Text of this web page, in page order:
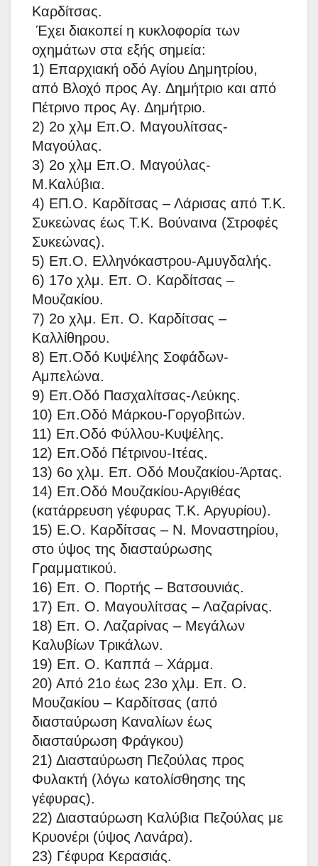
Καρδίτσας.
Έχει διακοπεί η κυκλοφορία των
οχημάτων στα εξής σημεία:
1) Επαρχιακή οδό Αγίου Δημητρίου,
από Βλοχό προς Αγ. Δημήτριο και από
Πέτρινο προς Αγ. Δημήτριο.
2) 2ο χλμ Επ.Ο. Μαγουλίτσας-
Μαγούλας.
3) 2ο χλμ Επ.Ο. Μαγούλας-
Μ.Καλύβια.
4) ΕΠ.Ο. Καρδίτσας – Λάρισας από Τ.Κ.
Συκεώνας έως Τ.Κ. Βούναινα (Στροφές
Συκεώνας).
5) Επ.Ο. Ελληνόκαστρου-Αμυγδαλής.
6) 17ο χλμ. Επ. Ο. Καρδίτσας –
Μουζακίου.
7) 2ο χλμ. Επ. Ο. Καρδίτσας –
Καλλίθηρου.
8) Επ.Οδό Κυψέλης Σοφάδων-
Αμπελώνα.
9) Επ.Οδό Πασχαλίτσας-Λεύκης.
10) Επ.Οδό Μάρκου-Γοργοβιτών.
11) Επ.Οδό Φύλλου-Κυψέλης.
12) Επ.Οδό Πέτρινου-Ιτέας.
13) 6ο χλμ. Επ. Οδό Μουζακίου-Άρτας.
14) Επ.Οδό Μουζακίου-Αργιθέας
(κατάρρευση γέφυρας Τ.Κ. Αργυρίου).
15) Ε.Ο. Καρδίτσας – Ν. Μοναστηρίου,
στο ύψος της διασταύρωσης
Γραμματικού.
16) Επ. Ο. Πορτής – Βατσουνιάς.
17) Επ. Ο. Μαγουλίτσας – Λαζαρίνας.
18) Επ. Ο. Λαζαρίνας – Μεγάλων
Καλυβίων Τρικάλων.
19) Επ. Ο. Καππά – Χάρμα.
20) Από 21ο έως 23ο χλμ. Επ. Ο.
Μουζακίου – Καρδίτσας (από
διασταύρωση Καναλίων έως
διασταύρωση Φράγκου)
21) Διασταύρωση Πεζούλας προς
Φυλακτή (λόγω κατολίσθησης της
γέφυρας).
22) Διασταύρωση Καλύβια Πεζούλας με
Κρυονέρι (ύψος Λανάρα).
23) Γέφυρα Κερασιάς.